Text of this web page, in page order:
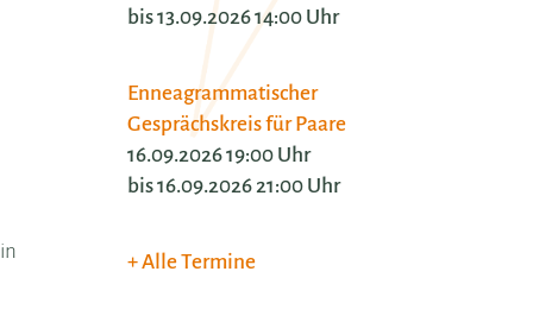
bis 13.09.2026 14:00 Uhr
Enneagrammatischer
Gesprächskreis für Paare
16.09.2026 19:00 Uhr
bis 16.09.2026 21:00 Uhr
Alle Termine